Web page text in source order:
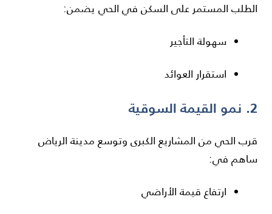
الطلب المستمر على السكن في الحي يضمن:
سهولة التأجير
استقرار العوائد
2. نمو القيمة السوقية
قرب الحي من المشاريع الكبرى وتوسع مدينة الرياض
ساهم في:
ارتفاع قيمة الأراضي